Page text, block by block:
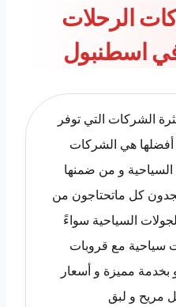
الرحلات
اسطنبول
الشركات التي توفر
هي الشركات
و من ضمنها
كل ماتحتاجون من
السياحية سواءً
سياحية مع قروبات
مميزة و أسعار
مريح و لبق